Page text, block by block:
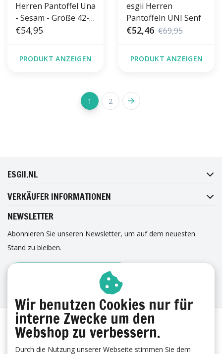
Herren Pantoffel Una
- Sesam - Größe 42-
46 - Weiche Sohle
€54,95
PRODUKT ANZEIGEN
esgii Herren
Pantoffeln UNI Senf
€52,46 €69,95
PRODUKT ANZEIGEN
1 2
ESGII.NL
VERKÄUFER INFORMATIONEN
NEWSLETTER
Abonnieren Sie unseren Newsletter, um auf dem neuesten
Stand zu bleiben.
ANMELDUNG ZUM NEWSLETTER
Wir benutzen Cookies nur für
interne Zwecke um den
Webshop zu verbessern.
Durch die Nutzung unserer Webseite stimmen Sie dem